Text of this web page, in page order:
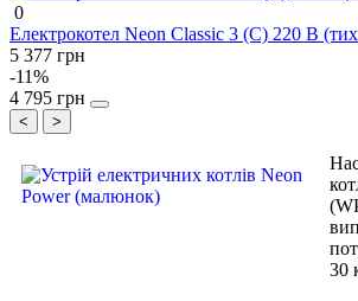
0
Електрокотел Neon Classic 3 (C) 220 В
5 377 грн
-11%
4 795 грн
< >
30